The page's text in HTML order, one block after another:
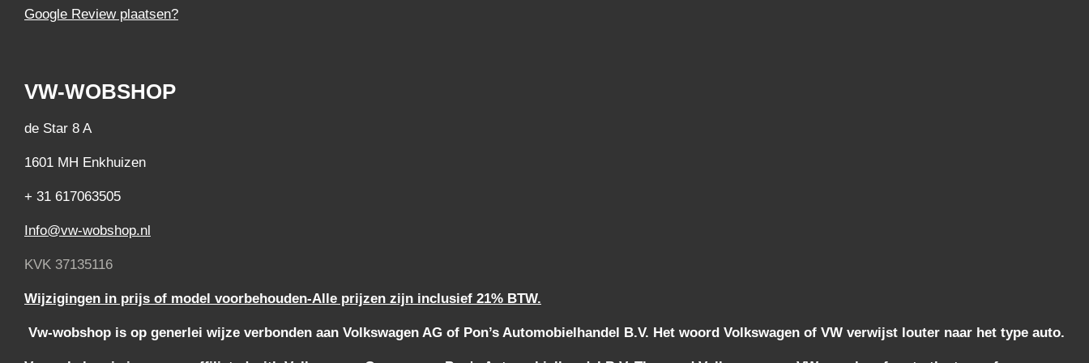
Google Review plaatsen?
VW-WOBSHOP
de Star 8 A
1601 MH Enkhuizen
+ 31 617063505
Info@vw-wobshop.nl
KVK 37135116
Wijzigingen in prijs of model voorbehouden-Alle prijzen zijn inclusief 21% BTW.
Vw-wobshop is op generlei wijze verbonden aan Volkswagen AG of Pon’s Automobielhandel B.V. Het woord Volkswagen of VW verwijst louter naar het type auto.